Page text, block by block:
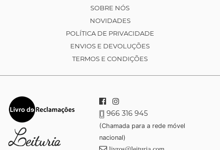
SOBRE NÓS
NOVIDADES
POLÍTICA DE PRIVACIDADE
ENVIOS E DEVOLUÇÕES
TERMOS E CONDIÇÕES
966 316 945
(Chamada para a rede móvel
nacional)